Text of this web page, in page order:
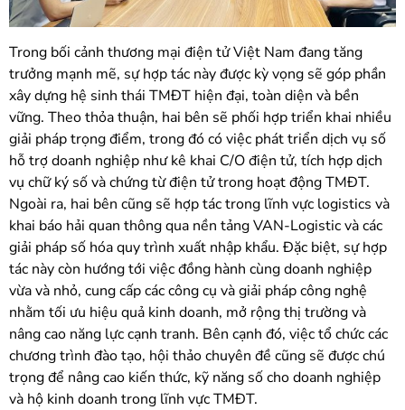
Trong bối cảnh thương mại điện tử Việt Nam đang tăng
trưởng mạnh mẽ, sự hợp tác này được kỳ vọng sẽ góp phần
xây dựng hệ sinh thái TMĐT hiện đại, toàn diện và bền
vững. Theo thỏa thuận, hai bên sẽ phối hợp triển khai nhiều
giải pháp trọng điểm, trong đó có việc phát triển dịch vụ số
hỗ trợ doanh nghiệp như kê khai C/O điện tử, tích hợp dịch
vụ chữ ký số và chứng từ điện tử trong hoạt động TMĐT.
Ngoài ra, hai bên cũng sẽ hợp tác trong lĩnh vực logistics và
khai báo hải quan thông qua nền tảng VAN-Logistic và các
giải pháp số hóa quy trình xuất nhập khẩu. Đặc biệt, sự hợp
tác này còn hướng tới việc đồng hành cùng doanh nghiệp
vừa và nhỏ, cung cấp các công cụ và giải pháp công nghệ
nhằm tối ưu hiệu quả kinh doanh, mở rộng thị trường và
nâng cao năng lực cạnh tranh. Bên cạnh đó, việc tổ chức các
chương trình đào tạo, hội thảo chuyên đề cũng sẽ được chú
trọng để nâng cao kiến thức, kỹ năng số cho doanh nghiệp
và hộ kinh doanh trong lĩnh vực TMĐT.